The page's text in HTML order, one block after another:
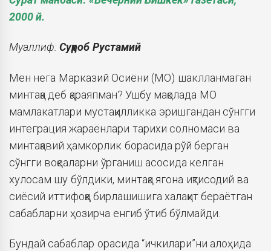
2000 й.
Муаллиф:Суҳроб Рустамий
Мен нега Марказий Осиёни (МО) шаклланмаган
минтақа деб қараяпман? Ушбу мақолада МО
мамлакатлари мустақилликка эришгандан сўнгги
интеграция жараёнлари тарихи солномаси ва
минтақавий ҳамкорлик борасида рўй берган
сўнгги воқеаларни ўрганиш асосида келган
хулосам шу бўлдики, минтақа ягона иқтисодий ва
сиёсий иттифоққа бирлашишига халақит бераётган
сабабларни ҳозирча енгиб ўтиб бўлмайди.
Бундай сабаблар орасида “ичкилари”ни алоҳида